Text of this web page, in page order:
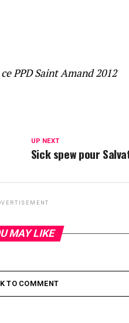
PPD Saint Amand 2012
UP NEXT
Sick spew pour
MAY LIKE
TO COMMENT